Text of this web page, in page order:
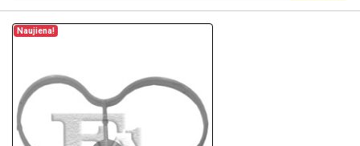
Naujiena!